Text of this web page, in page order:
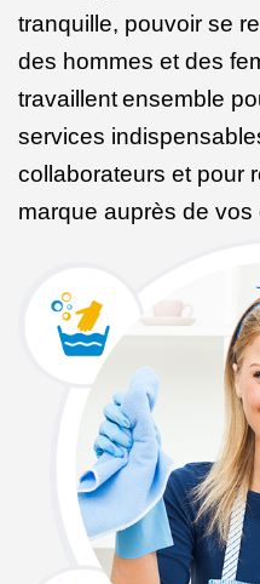
tranquille, pouvoir se
des hommes et des
travaillentensemble
services
collaborateurs et pour
marque auprès de